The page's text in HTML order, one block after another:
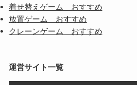
着せ替えゲーム おすすめ
放置ゲーム おすすめ
クレーンゲーム おすすめ
運営サイト一覧